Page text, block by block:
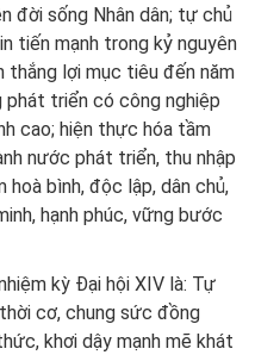
đời sống Nhân dân; tự chủ
tiến mạnh trong kỷ nguyên
thắng lợi mục tiêu đến năm
triển có công nghiệp
cao; hiện thực hóa tầm
nước phát triển, thu nhập
bình, độc lập, dân chủ,
hạnh phúc, vững bước
kỳ Đại hội XIV là: Tự
cơ, chung sức đồng
khơi dậy mạnh mẽ khát